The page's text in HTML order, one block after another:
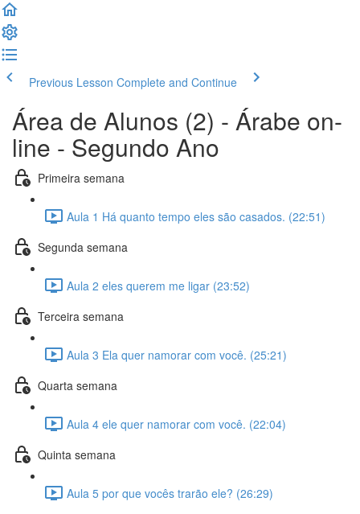
Previous Lesson Complete and Continue
Área de Alunos (2) - Árabe on-
line - Segundo Ano
Primeira semana
Aula 1 Há quanto tempo eles são casados. (22:51)
Segunda semana
Aula 2 eles querem me ligar (23:52)
Terceira semana
Aula 3 Ela quer namorar com você. (25:21)
Quarta semana
Aula 4 ele quer namorar com você. (22:04)
Quinta semana
Aula 5 por que vocês trarão ele? (26:29)